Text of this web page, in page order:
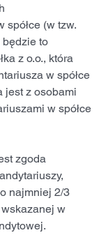
spółce (w tzw.
to
z o.o., która
w spółce
jest z osobami
w spółce
zgoda
najmniej 2/3
w